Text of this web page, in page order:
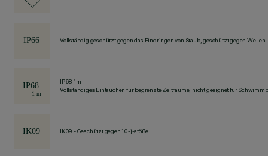
Vollständig geschützt gegen das Eindringen von Staub, geschützt gegen Wellen.
IP68 1m
Vollständiges Eintauchen für begrenzte Zeiträume, nicht geeignet für
IK09 - Geschützt gegen 10-j-stöße